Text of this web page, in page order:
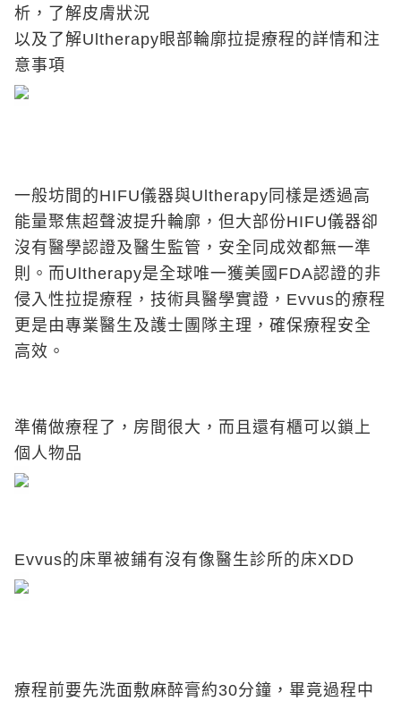
析，了解皮膚狀況
以及了解Ultherapy眼部輪廓拉提療程的詳情和注
意事項
一般坊間的HIFU儀器與Ultherapy同樣是透過高
能量聚焦超聲波提升輪廓，但大部份HIFU儀器卻
沒有醫學認證及醫生監管，安全同成效都無一準
則。而Ultherapy是全球唯一獲美國FDA認證的非
侵入性拉提療程，技術具醫學實證，Evvus的療程
更是由專業醫生及護士團隊主理，確保療程安全
高效。
準備做療程了，房間很大，而且還有櫃可以鎖上
個人物品
Evvus的床單被鋪有沒有像醫生診所的床XDD
療程前要先洗面敷麻醉膏約30分鐘，畢竟過程中